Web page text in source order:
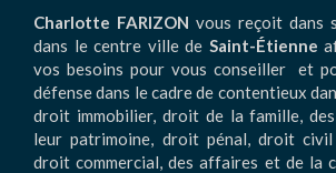
Charlotte FARIZON vous reçoit dans
dans le centre ville de Saint-Étienne
vos besoins pour vous conseiller et
défense dans le cadre de contentieux
droit immobilier, droit de la famille,
leur patrimoine, droit pénal, droit
droit commercial, des affaires et de la